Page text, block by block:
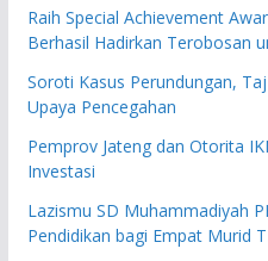
Raih Special Achievement
Berhasil Hadirkan Terobosan
Soroti Kasus Perundungan,
Upaya Pencegahan
Pemprov Jateng dan Otorita
Investasi
Lazismu SD Muhammadiyah
Pendidikan bagi Empat Murid